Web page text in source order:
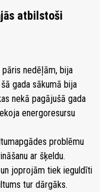
atbilstoši
nedēļām, bija
gada sākumā bija
nekā pagājušā gada
energoresursu
problēmu
ar šķeldu.
joprojām tiek ieguldīti
tur dārgāks.